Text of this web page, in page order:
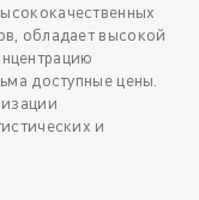
обладает высокой
доступные цены.
и